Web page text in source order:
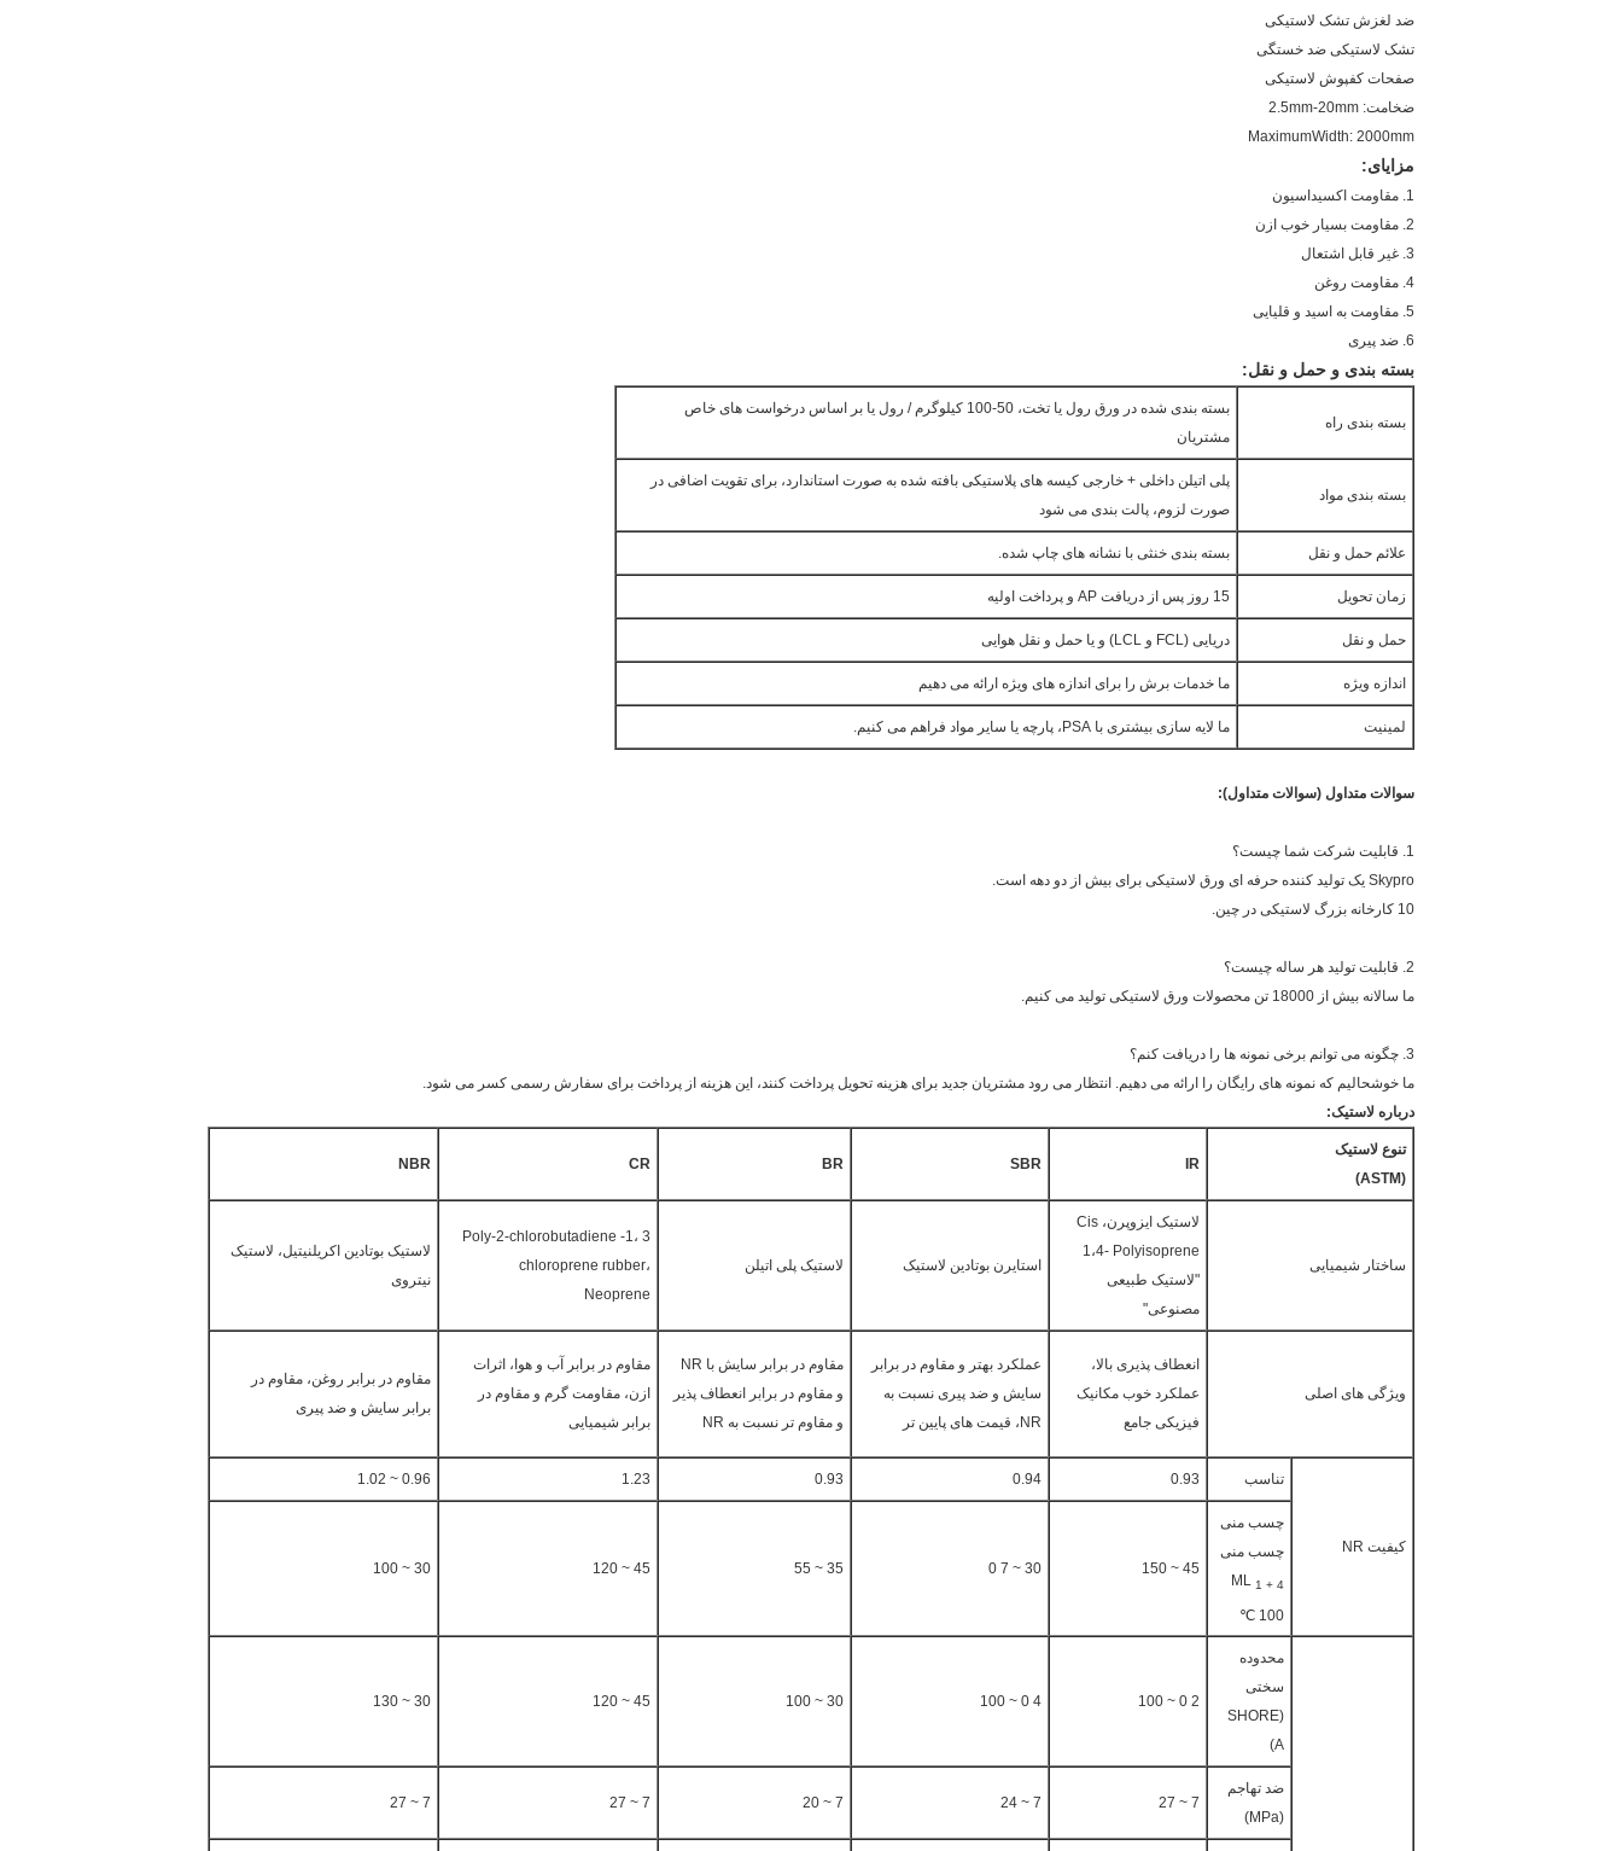
ضد لغزش تشک لاستیکی
تشک لاستیکی ضد خستگی
صفحات کفپوش لاستیکی
ضخامت: 2.5mm-20mm
MaximumWidth: 2000mm
مزایای:
1. مقاومت اکسیداسیون
2. مقاومت بسیار خوب ازن
3. غیر قابل اشتعال
4. مقاومت روغن
5. مقاومت به اسید و قلیایی
6. ضد پیری
بسته بندی و حمل و نقل:
بسته بندی راه
بسته بندی شده در ورق رول یا تخت، 50-100 کیلوگرم / رول یا بر اساس درخواست های خاص
مشتریان
بسته بندی مواد
پلی اتیلن داخلی + خارجی کیسه های پلاستیکی بافته شده به صورت استاندارد، برای تقویت اضافی در
صورت لزوم، پالت بندی می شود
علائم حمل و نقل بسته بندی خنثی با نشانه های چاپ شده.
زمان تحویل 15 روز پس از دریافت AP و پرداخت اولیه
حمل و نقل دریایی (FCL و LCL) و یا حمل و نقل هوایی
اندازه ویژه ما خدمات برش را برای اندازه های ویژه ارائه می دهیم
لمینیت ما لایه سازی بیشتری با PSA، پارچه یا سایر مواد فراهم می کنیم.
سوالات متداول (سوالات متداول):
1. قابلیت شرکت شما چیست؟
Skypro یک تولید کننده حرفه ای ورق لاستیکی برای بیش از دو دهه است.
10 کارخانه بزرگ لاستیکی در چین.
2. قابلیت تولید هر ساله چیست؟
ما سالانه بیش از 18000 تن محصولات ورق لاستیکی تولید می کنیم.
3. چگونه می توانم برخی نمونه ها را دریافت کنم؟
ما خوشحالیم که نمونه های رایگان را ارائه می دهیم. انتظار می رود مشتریان جدید برای هزینه تحویل پرداخت کنند، این هزینه از پرداخت برای سفارش رسمی کسر می شود.
درباره لاستیک:
تنوع لاستیک
(ASTM)
IR
SBR
BR
CR
NBR
ساختار شیمیایی
لاستیک ایزوپرن، Cis
1،4- Polyisoprene
"لاستیک طبیعی
مصنوعی"
استایرن بوتادین لاستیک لاستیک پلی اتیلن
Poly-2-chlorobutadiene -1، 3
chloroprene rubber،
Neoprene
لاستیک بوتادین اکریلنیتیل، لاستیک
نیتروی
ویژگی های اصلی
انعطاف پذیری بالا،
عملکرد خوب مکانیک
فیزیکی جامع
عملکرد بهتر و مقاوم در برابر
سایش و ضد پیری نسبت به
NR، قیمت های پایین تر
مقاوم در برابر سایش با NR
و مقاوم در برابر انعطاف پذیر
و مقاوم تر نسبت به NR
مقاوم در برابر آب و هوا، اثرات
ازن، مقاومت گرم و مقاوم در
برابر شیمیایی
مقاوم در برابر روغن، مقاوم در
برابر سایش و ضد پیری
کیفیت NR
تناسب 0.93
0.94
0.93
1.23
0.96 ~ 1.02
چسب منی
چسب منی
ML 1 + 4
100 ℃
45 ~ 150
30 ~ 7 0
35 ~ 55
45 ~ 120
30 ~ 100
محدوده
سختی
(SHORE
A)
2 0 ~ 100
4 0 ~ 100
30 ~ 100
45 ~ 120
30 ~ 130
ضد تهاجم
(MPa)
7 ~ 27
7 ~ 24
7 ~ 20
7 ~ 27
7 ~ 27